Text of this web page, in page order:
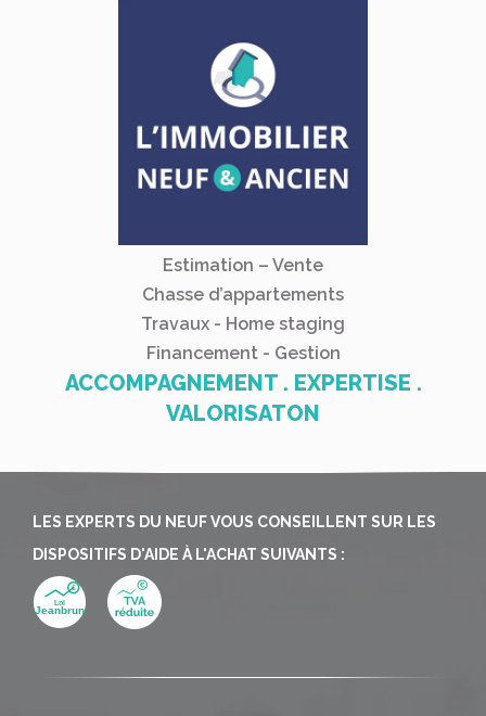
Estimation – Vente
Chasse d’appartements
Travaux - Home staging
Financement - Gestion
ACCOMPAGNEMENT . EXPERTISE .
VALORISATON
LES EXPERTS DU NEUF VOUS CONSEILLENT SUR LES
DISPOSITIFS D'AIDE À L'ACHAT SUIVANTS :